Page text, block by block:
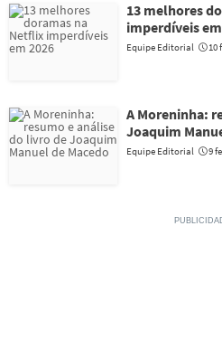
13 melhores
imperdíveis
Equipe Editorial 10
A Moreninha:
Joaquim
Equipe Editorial 9